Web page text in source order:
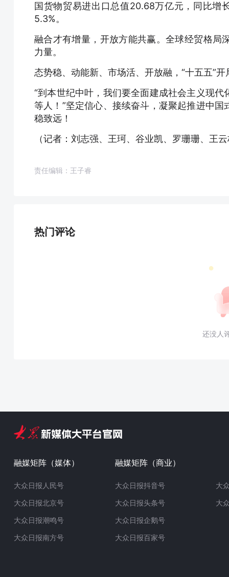
国货物贸易进出口总值20.68万亿元，同比增
5.3%。
融合才有增量，开放方能共赢。全球经贸格局
力量。
态势稳、动能新、市场活、开放融，“十五五”
“到本世纪中叶，我们要全面建成社会主义现
等人！”坚定信心、接续奋斗，凝聚起推进中
稳致远！
（记者：刘志强、王珂、谷业凯、罗珊珊、王
责任编辑：王子睿
热门评论
还没人
融媒矩阵（媒体）
大众日报人民号
大众日报北京号
大众日报潮鸣号
大众日报南方号
融媒矩阵（商业）
大众日报抖音号
大众日报头条号
大众日报企鹅号
大众日报百家号
大
大